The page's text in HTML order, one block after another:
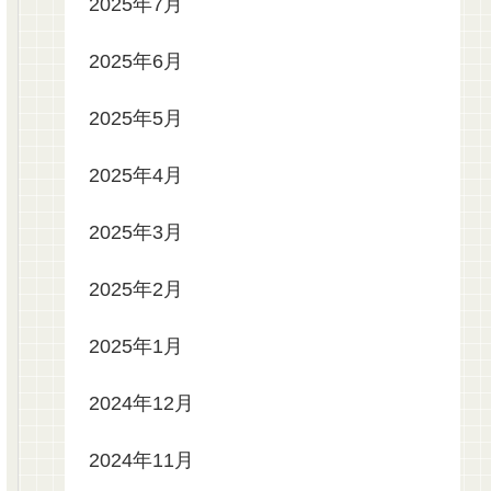
2025年7月
2025年6月
2025年5月
2025年4月
2025年3月
2025年2月
2025年1月
2024年12月
2024年11月